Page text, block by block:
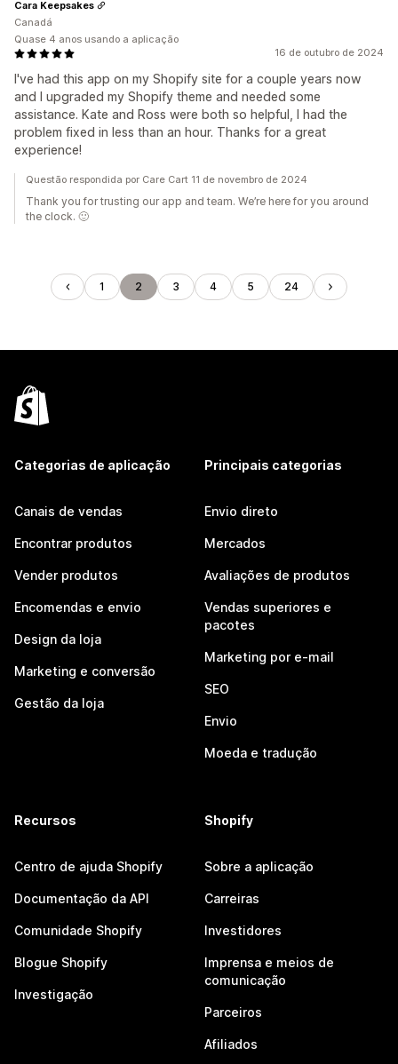
16 de outubro de 2024
I've had this app on my Shopify site for a couple years now
and I upgraded my Shopify theme and needed some
assistance. Kate and Ross were both so helpful, I had the
problem fixed in less than an hour. Thanks for a great
experience!
Cara Keepsakes
Canadá
Quase 4 anos usando a aplicação
Questão respondida por Care Cart 11 de novembro de 2024
Thank you for trusting our app and team. We’re here for you around
the clock. 🙂
1 2 3 4 5 24
Categorias de aplicação
Canais de vendas
Encontrar produtos
Vender produtos
Encomendas e envio
Design da loja
Marketing e conversão
Gestão da loja
Principais categorias
Envio direto
Mercados
Avaliações de produtos
Vendas superiores e
pacotes
Marketing por e-mail
SEO
Envio
Moeda e tradução
Recursos
Centro de ajuda Shopify
Documentação da API
Comunidade Shopify
Blogue Shopify
Investigação
Shopify
Sobre a aplicação
Carreiras
Investidores
Imprensa e meios de
comunicação
Parceiros
Afiliados